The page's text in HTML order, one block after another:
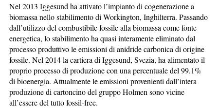
Nel 2013 Iggesund ha attivato l’impianto di cogenerazione a
biomassa nello stabilimento di Workington, Inghilterra. Passando
dall’utilizzo del combustibile fossile alla biomassa come fonte
energetica, lo stabilimento ha quasi interamente eliminato dal
processo produttivo le emissioni di anidride carbonica di origine
fossile. Nel 2014 la cartiera di Iggesund, Svezia, ha alimentato il
proprio processo di produzione con una percentuale del 99.1%
di bioenergia. Attualmente le emissioni provenienti dall’intera
produzione di cartoncino del gruppo Holmen sono vicine
all’essere del tutto fossil-free.